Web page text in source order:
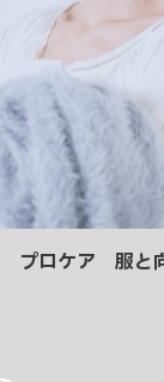
プロケア 服と